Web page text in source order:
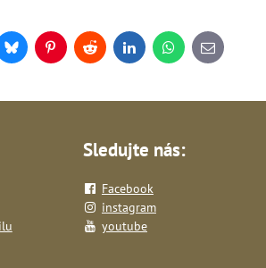
BlueskyPinterestRedditLinkedInWhatsApp
E-
mail
Sledujte nás:
Facebook
instagram
youtube